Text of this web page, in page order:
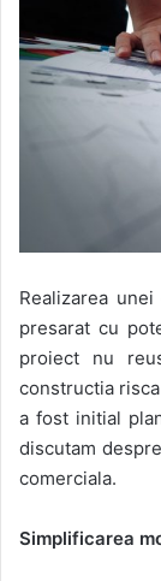
Realizarea
presarat cu
proiect nu
constructia
a fost initial
discutam
comerciala.
Simplificarea